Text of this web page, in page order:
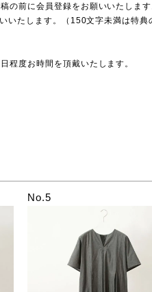
の前に会員登録をお願いいたします
いたします。（150文字未満は特典
程度お時間を頂戴いたします。
No.5